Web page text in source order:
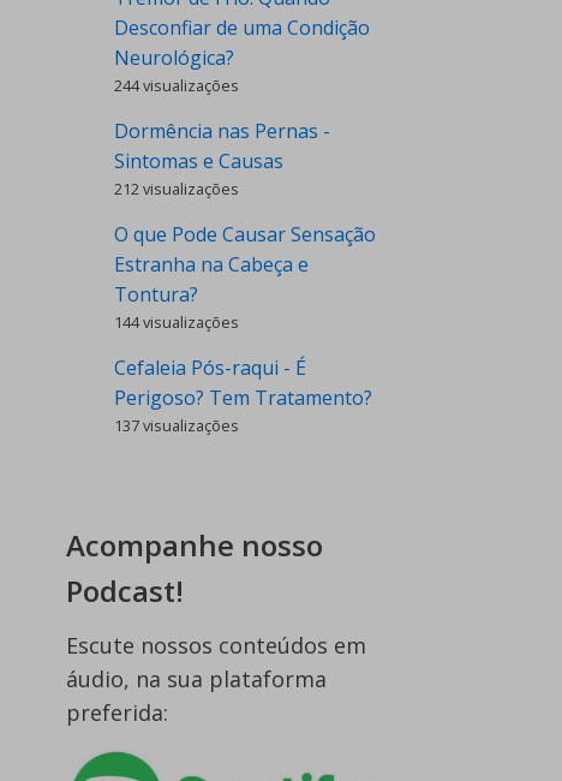
Desconfiar de uma Condição
Neurológica?
244 visualizações
Dormência nas Pernas -
Sintomas e Causas
212 visualizações
O que Pode Causar Sensação
Estranha na Cabeça e
Tontura?
144 visualizações
Cefaleia Pós-raqui - É
Perigoso? Tem Tratamento?
137 visualizações
Acompanhe nosso
Podcast!
Escute nossos conteúdos em
áudio, na sua plataforma
preferida: